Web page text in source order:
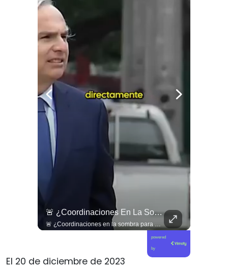
🚨 ¿Coordinaciones En La Sombra Para Blindar Una Candidatura Presidencial?
🚨 ¿Coordinaciones en la sombra para blindar una candidatura presidencial? Nuevos chats salpican a Andrés Chadwick. 🇨🇱⚖️ Mensajes incautados por la Fiscalía revelan que el exministro operó junto a Luis Hermosilla para preparar a testigos clave en la causa por coimas de LAN en 2009. Las conversaciones desmienten la versión de Chadwick sobre haberse enterado del caso por la prensa, exponiendo una estrategia judicial y comunicacional para evitar que el escándalo de información privilegiada y pagos indebidos afectara la carrera de Sebastián Piñera a La Moneda. 📲💣 🎥 Revisa el desglose completo de los chats y los detalles del reportaje en elciudadano.com 🔗 (Link en la biografía). ¿Qué impacto crees que tienen estas revelaciones en la trastienda del poder político? Te leemos en los comentarios. 💬👇🏼
powered
by
El 20 de diciembre de 2023